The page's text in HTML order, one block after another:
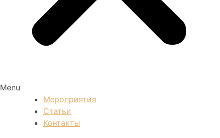
Menu
Мероприятия
Статьи
Контакты